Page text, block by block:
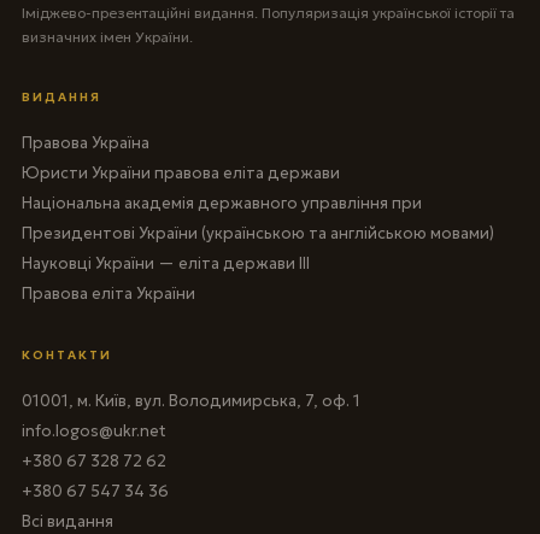
Іміджево-презентаційні видання. Популяризація української історії та
визначних імен України.
ВИДАННЯ
Правова Україна
Юристи України правова еліта держави
Національна академія державного управління при
Президентові України (українською та англійською мовами)
Науковці України — еліта держави III
Правова еліта України
КОНТАКТИ
01001, м. Київ, вул. Володимирська, 7, оф. 1
info.logos@ukr.net
+380 67 328 72 62
+380 67 547 34 36
Всі видання